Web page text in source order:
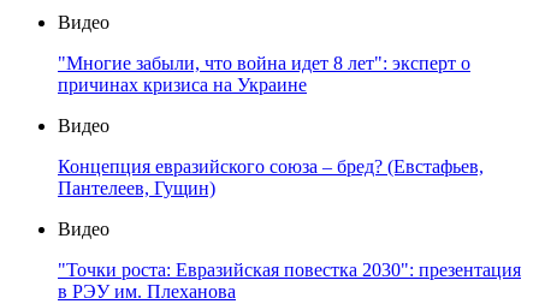
Видео
"Многие забыли, что война идет 8 лет": эксперт о
причинах кризиса на Украине
Видео
Концепция евразийского союза – бред? (Евстафьев,
Пантелеев, Гущин)
Видео
"Точки роста: Евразийская повестка 2030": презентация
в РЭУ им. Плеханова